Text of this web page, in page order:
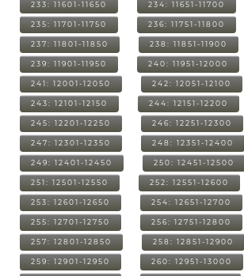
233: 11601-11650 234: 11651-11700
235: 11701-11750 236: 11751-11800
237: 11801-11850 238: 11851-11900
239: 11901-11950 240: 11951-12000
241: 12001-12050 242: 12051-12100
243: 12101-12150 244: 12151-12200
245: 12201-12250 246: 12251-12300
247: 12301-12350 248: 12351-12400
249: 12401-12450 250: 12451-12500
251: 12501-12550 252: 12551-12600
253: 12601-12650 254: 12651-12700
255: 12701-12750 256: 12751-12800
257: 12801-12850 258: 12851-12900
259: 12901-12950 260: 12951-13000